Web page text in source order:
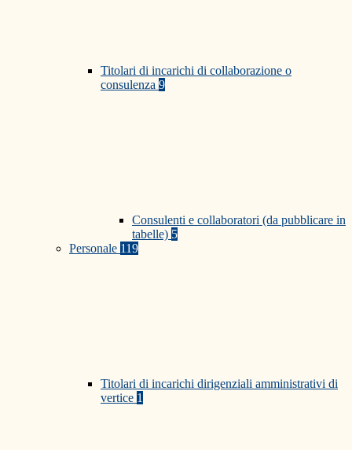
Titolari di incarichi di collaborazione o
consulenza 9
Consulenti e collaboratori (da pubblicare in
tabelle) 5
Personale 119
Titolari di incarichi dirigenziali amministrativi di
vertice 1